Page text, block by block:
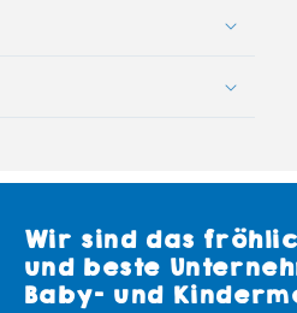
Wir sind das
und beste
Baby- und